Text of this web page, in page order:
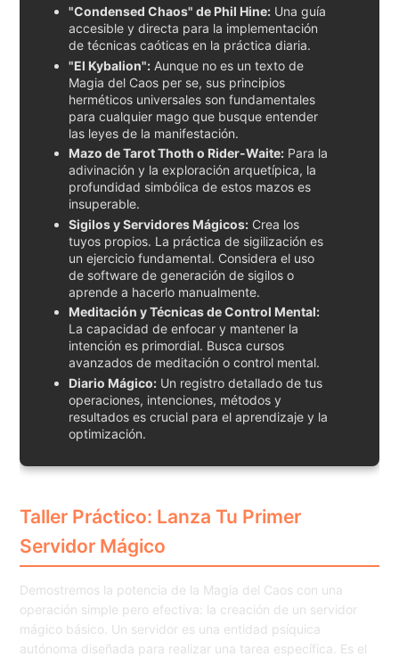
"Condensed Chaos" de Phil Hine: Una guía
accesible y directa para la implementación
de técnicas caóticas en la práctica diaria.
"El Kybalion": Aunque no es un texto de
Magia del Caos per se, sus principios
herméticos universales son fundamentales
para cualquier mago que busque entender
las leyes de la manifestación.
Mazo de Tarot Thoth o Rider-Waite: Para la
adivinación y la exploración arquetípica, la
profundidad simbólica de estos mazos es
insuperable.
Sigilos y Servidores Mágicos: Crea los
tuyos propios. La práctica de sigilización es
un ejercicio fundamental. Considera el uso
de software de generación de sigilos o
aprende a hacerlo manualmente.
Meditación y Técnicas de Control Mental:
La capacidad de enfocar y mantener la
intención es primordial. Busca cursos
avanzados de meditación o control mental.
Diario Mágico: Un registro detallado de tus
operaciones, intenciones, métodos y
resultados es crucial para el aprendizaje y la
optimización.
Taller Práctico: Lanza Tu Primer
Servidor Mágico
Demostremos la potencia de la Magia del Caos con una
operación simple pero efectiva: la creación de un servidor
mágico básico. Un servidor es una entidad psíquica
autónoma diseñada para realizar una tarea específica. Es el